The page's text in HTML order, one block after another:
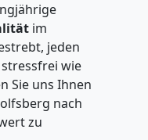
im
jeden
wie
Sie uns Ihnen
nach
zu